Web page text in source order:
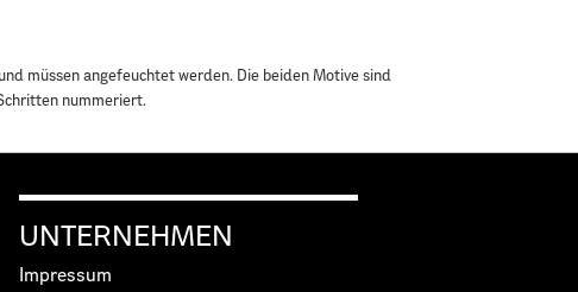
müssen angefeuchtet werden. Die beiden Motive sind
nummeriert.
UNTERNEHMEN
Impressum